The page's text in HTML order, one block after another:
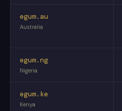
egum.au
Australia
egum.ng
Nigeria
egum.ke
Kenya